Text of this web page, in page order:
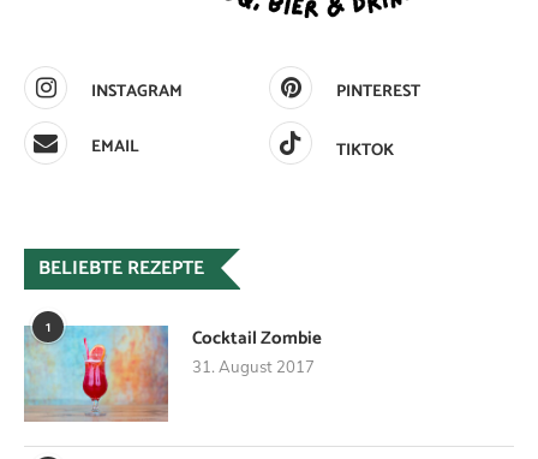
INSTAGRAM
PINTEREST
EMAIL
TIKTOK
BELIEBTE REZEPTE
1 Cocktail Zombie
31. August 2017